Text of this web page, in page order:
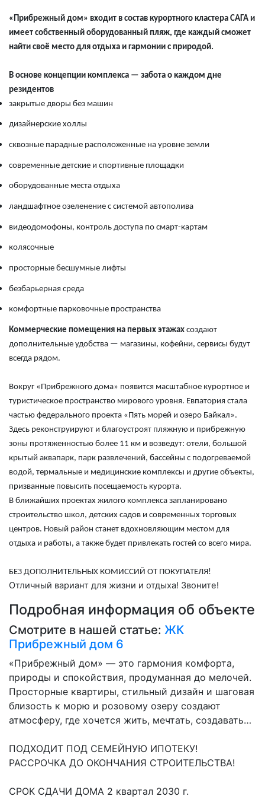
«Прибрежный дом» входит в состав курортного кластера САГА и
имеет собственный оборудованный пляж, где каждый сможет
найти своё место для отдыха и гармонии с природой.
В основе концепции комплекса — забота о каждом дне
резидентов
закрытые дворы без машин
дизайнерские холлы
сквозные парадные расположенные на уровне земли
современные детские и спортивные площадки
оборудованные места отдыха
ландшафтное озеленение с системой автополива
видеодомофоны, контроль доступа по смарт-картам
колясочные
просторные бесшумные лифты
безбарьерная среда
комфортные парковочные пространства
Коммерческие помещения на первых этажах создают
дополнительные удобства — магазины, кофейни, сервисы будут
всегда рядом.
Вокруг «Прибрежного дома» появится масштабное курортное и
туристическое пространство мирового уровня. Евпатория стала
частью федерального проекта «Пять морей и озеро Байкал».
Здесь реконструируют и благоустроят пляжную и прибрежную
зоны протяженностью более 11 км и возведут: отели, большой
крытый аквапарк, парк развлечений, бассейны с подогреваемой
водой, термальные и медицинские комплексы и другие объекты,
призванные повысить посещаемость курорта.
В ближайших проектах жилого комплекса запланировано
строительство школ, детских садов и современных торговых
центров. Новый район станет вдохновляющим местом для
отдыха и работы, а также будет привлекать гостей со всего мира.
БЕЗ ДОПОЛНИТЕЛЬНЫХ КОМИССИЙ ОТ ПОКУПАТЕЛЯ!
Отличный вариант для жизни и отдыха! Звоните!
Подробная информация об объекте
Смотрите в нашей статье: ЖК
Прибрежный дом 6
«Прибрежный дом» — это гармония комфорта,
природы и спокойствия, продуманная до мелочей.
Просторные квартиры, стильный дизайн и шаговая
близость к морю и розовому озеру создают
атмосферу, где хочется жить, мечтать, создавать…
ПОДХОДИТ ПОД СЕМЕЙНУЮ ИПОТЕКУ!
РАССРОЧКА ДО ОКОНЧАНИЯ СТРОИТЕЛЬСТВА!
СРОК СДАЧИ ДОМА 2 квартал 2030 г.